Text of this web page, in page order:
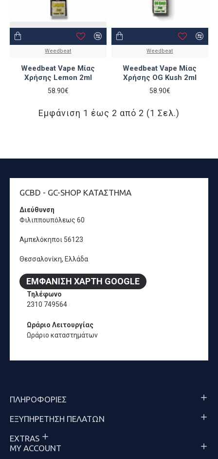
Weedbeat
Weedbeat Vape Μίας
Χρήσης Lemon 2ml
58.90€
Weedbeat
Weedbeat Vape Μίας
Χρήσης OG Kush 2ml
58.90€
Εμφάνιση 1 έως 2 από 2 (1 Σελ.)
GCBD - GC-SHOP ΚΑΤΆΣΤΗΜΑ
Διεύθυνση
Φιλιππουπόλεως 60
Αμπελόκηποι 56123
Θεσσαλονίκη, Ελλάδα
ΕΜΦΆΝΙΣΗ ΧΆΡΤΗ GOOGLE
Τηλέφωνο
2310 749564
Ωράριο Λειτουργίας
Ωράριο καταστημάτων
ΠΛΗΡΟΦΟΡΊΕΣ
ΕΞΥΠΗΡΈΤΗΣΗ ΠΕΛΑΤΏΝ
EXTRAS
MY ACCOUNT